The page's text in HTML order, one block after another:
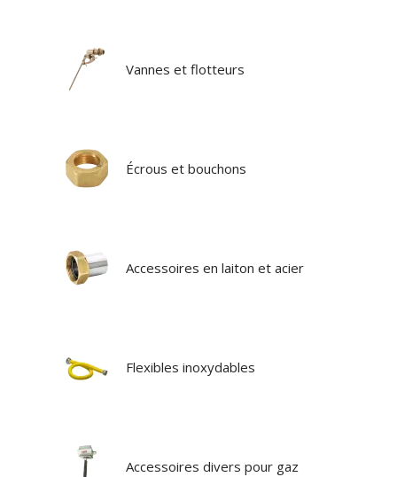
Vannes et flotteurs
Écrous et bouchons
Accessoires en laiton et acier
Flexibles inoxydables
Accessoires divers pour gaz